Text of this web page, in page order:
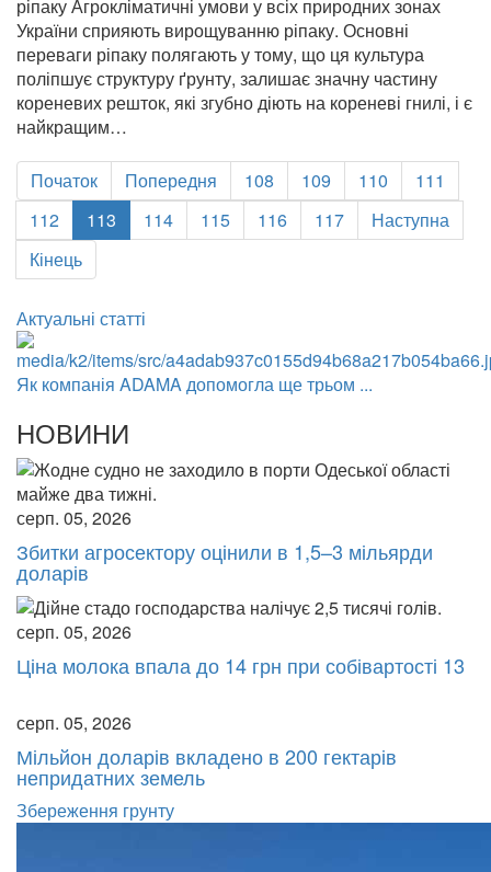
ріпаку Агрокліматичні умови у всіх природних зонах
України сприяють вирощуванню ріпаку. Основні
переваги ріпаку полягають у тому, що ця культура
поліпшує структуру ґрунту, залишає значну частину
кореневих решток, які згубно діють на кореневі гнилі, і є
найкращим…
Початок Попередня 108 109 110
111
112
113 114 115 116 117
Наступна
Кінець
Актуальні статті
Як компанія ADAMA допомогла ще трьом ...
НОВИНИ
серп. 05, 2026
Збитки агросектору оцінили в 1,5–3 мільярди
доларів
серп. 05, 2026
Ціна молока впала до 14 грн при собівартості 13
серп. 05, 2026
Мільйон доларів вкладено в 200 гектарів
непридатних земель
Збереження грунту